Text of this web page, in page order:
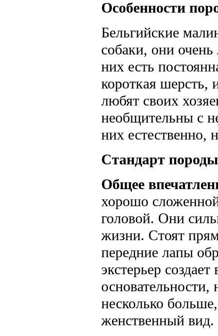
Особенности
Бельгийские
собаки, они очень
них есть
короткая шерсть,
любят своих
необщительны с
них естественно,
Стандарт породы
Общее
хорошо
головой. Они
жизни. Стоят
передние лапы
экстерьер
несколько
женственный вид.